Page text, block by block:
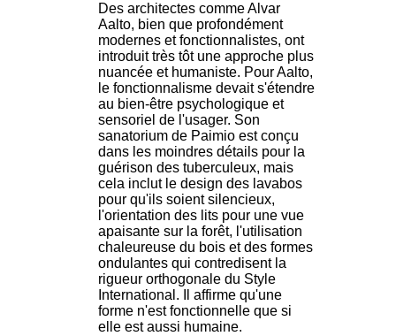
Des architectes comme Alvar
Aalto, bien que profondément
modernes et fonctionnalistes, ont
introduit très tôt une approche plus
nuancée et humaniste. Pour Aalto,
le fonctionnalisme devait s'étendre
au bien-être psychologique et
sensoriel de l'usager. Son
sanatorium de Paimio est conçu
dans les moindres détails pour la
guérison des tuberculeux, mais
cela inclut le design des lavabos
pour qu'ils soient silencieux,
l'orientation des lits pour une vue
apaisante sur la forêt, l'utilisation
chaleureuse du bois et des formes
ondulantes qui contredisent la
rigueur orthogonale du Style
International. Il affirme qu'une
forme n'est fonctionnelle que si
elle est aussi humaine.